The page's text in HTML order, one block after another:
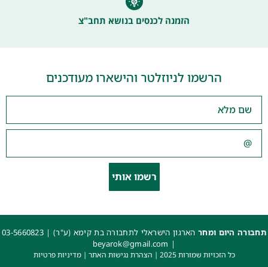
הזמנה לכנסים בנושא תחב"צ
הרשמו לניוזלטר והישארו מעודכנים
רשמו אותי
תחבורה היום ומחרהארגון הישראלי לתחבורה בת קימא (ע"ר) | 03-5660823
|
beyarok@gmail.com
כל הזכויות שמורות 2025 | הצהרת נגישות האתר |מדיניות פרטיות